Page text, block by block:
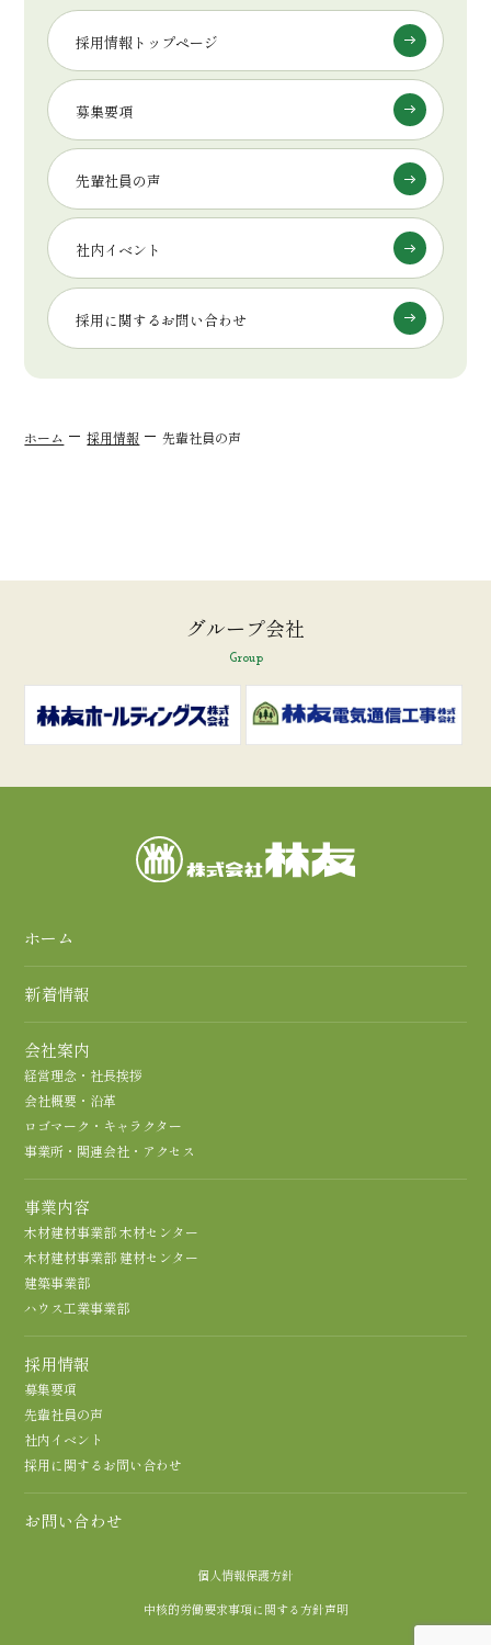
採用情報トップページ
募集要項
先輩社員の声
社内イベント
採用に関するお問い合わせ
ホーム 採用情報 先輩社員の声
グループ会社
Group
ホーム
新着情報
会社案内
経営理念・社長挨拶
会社概要・沿革
ロゴマーク・キャラクター
事業所・関連会社・アクセス
事業内容
木材建材事業部 木材センター
木材建材事業部 建材センター
建築事業部
ハウス工業事業部
採用情報
募集要項
先輩社員の声
社内イベント
採用に関するお問い合わせ
お問い合わせ
個人情報保護方針
中核的労働要求事項に関する方針声明